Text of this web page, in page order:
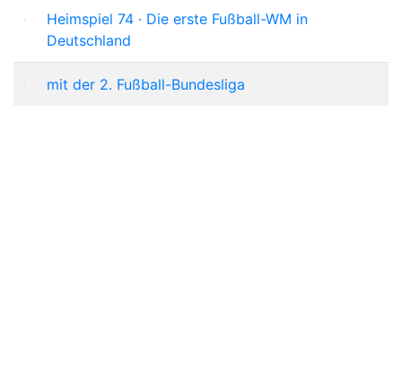
Heimspiel 74 · Die erste Fußball-WM in
Deutschland
mit der 2. Fußball-Bundesliga